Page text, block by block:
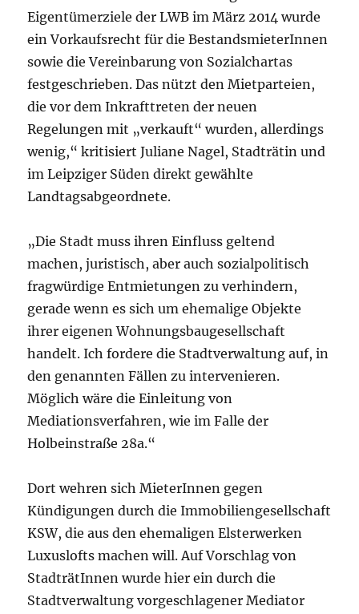
Eigentümerziele der LWB im März 2014 wurde
ein Vorkaufsrecht für die BestandsmieterInnen
sowie die Vereinbarung von Sozialchartas
festgeschrieben. Das nützt den Mietparteien,
die vor dem Inkrafttreten der neuen
Regelungen mit „verkauft“ wurden, allerdings
wenig,“ kritisiert Juliane Nagel, Stadträtin und
im Leipziger Süden direkt gewählte
Landtagsabgeordnete.
„Die Stadt muss ihren Einfluss geltend
machen, juristisch, aber auch sozialpolitisch
fragwürdige Entmietungen zu verhindern,
gerade wenn es sich um ehemalige Objekte
ihrer eigenen Wohnungsbaugesellschaft
handelt. Ich fordere die Stadtverwaltung auf, in
den genannten Fällen zu intervenieren.
Möglich wäre die Einleitung von
Mediationsverfahren, wie im Falle der
Holbeinstraße 28a.“
Dort wehren sich MieterInnen gegen
Kündigungen durch die Immobiliengesellschaft
KSW, die aus den ehemaligen Elsterwerken
Luxuslofts machen will. Auf Vorschlag von
StadträtInnen wurde hier ein durch die
Stadtverwaltung vorgeschlagener Mediator